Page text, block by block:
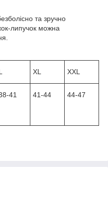
та зручно
липучок можна
XL XXL
41 41-44 44-47